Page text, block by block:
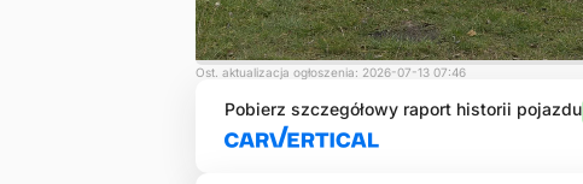
Ost. aktualizacja ogłoszenia: 2026-07-13 07:46
Pobierz szczegółowy raport historii pojazdu